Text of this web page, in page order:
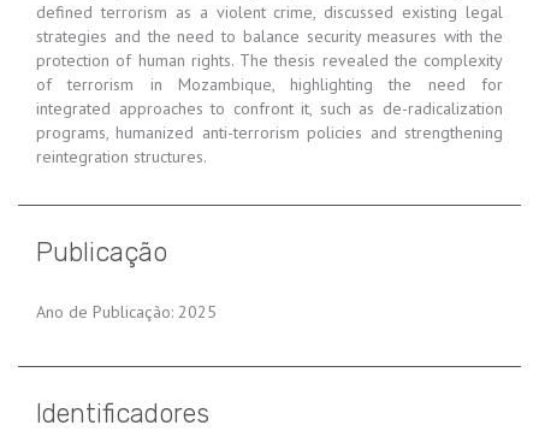
defined terrorism as a violent crime, discussed existing legal
strategies and the need to balance security measures with the
protection of human rights. The thesis revealed the complexity
of terrorism in Mozambique, highlighting the need for
integrated approaches to confront it, such as de-radicalization
programs, humanized anti-terrorism policies and strengthening
reintegration structures.
Publicação
Ano de Publicação: 2025
Identificadores